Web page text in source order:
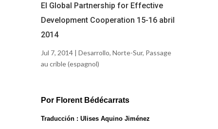
El Global Partnership for Effective
Development Cooperation 15-16 abril
2014
Jul 7, 2014 | Desarrollo, Norte-Sur, Passage
au crible (espagnol)
Por Florent Bédécarrats
Traducción : Ulises Aquino Jiménez